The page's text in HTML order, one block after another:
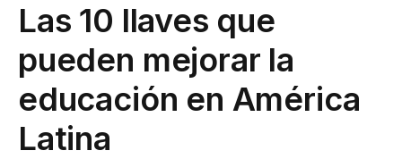
Las 10 llaves que
pueden mejorar la
educación en América
Latina